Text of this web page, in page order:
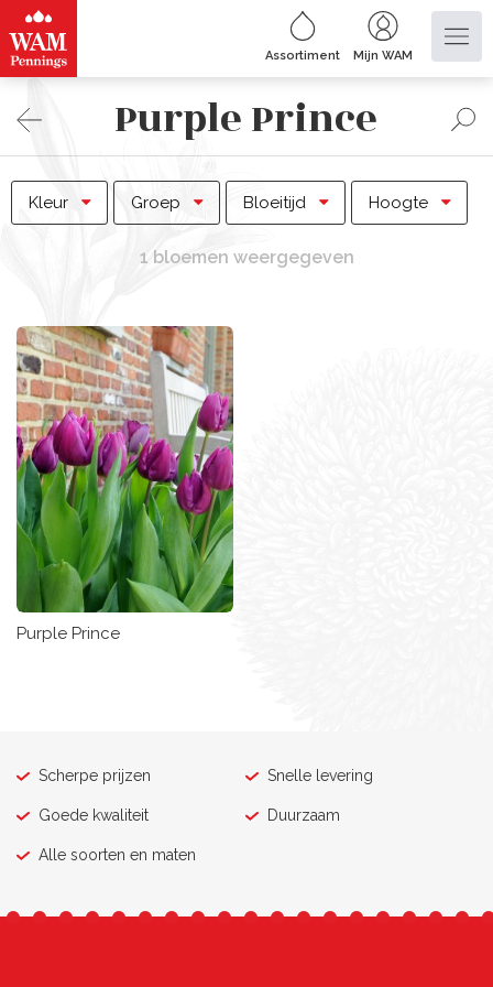
Assortiment Mijn WAM
Purple Prince
Kleur Groep Bloeitijd Hoogte
1 bloemen weergegeven
Purple Prince
Scherpe prijzen Snelle levering
Goede kwaliteit Duurzaam
Alle soorten en maten